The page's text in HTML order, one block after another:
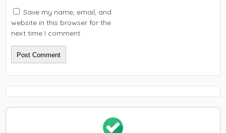
Save my name, email, and
website in this browser for the
next time I comment.